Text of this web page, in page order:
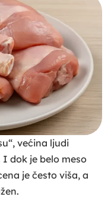
većina ljudi
dok je belo meso
je često viša, a